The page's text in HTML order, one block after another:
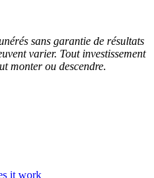
sans garantie de résultats
varier. Tout investissement
monter ou descendre.